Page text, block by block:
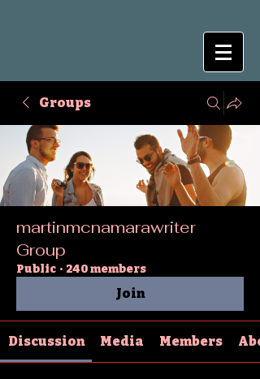
Groups
martinmcnamarawriter
Group
Public · 240 members
Join
Discussion Media Members